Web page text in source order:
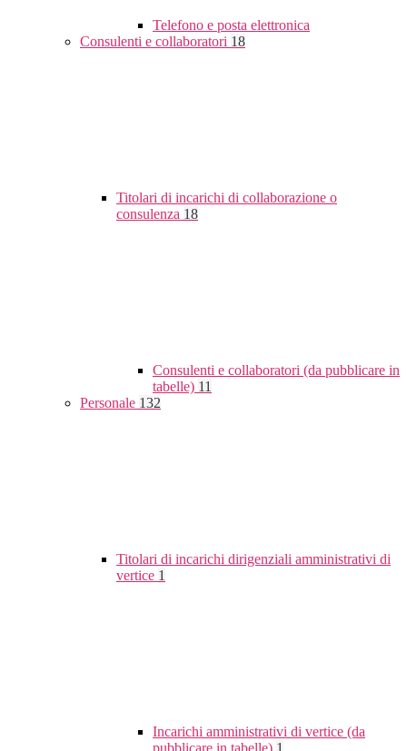
Telefono e posta elettronica
Consulenti e collaboratori 18
Titolari di incarichi di collaborazione o
consulenza 18
Consulenti e collaboratori (da pubblicare in
tabelle) 11
Personale 132
Titolari di incarichi dirigenziali amministrativi di
vertice 1
Incarichi amministrativi di vertice (da